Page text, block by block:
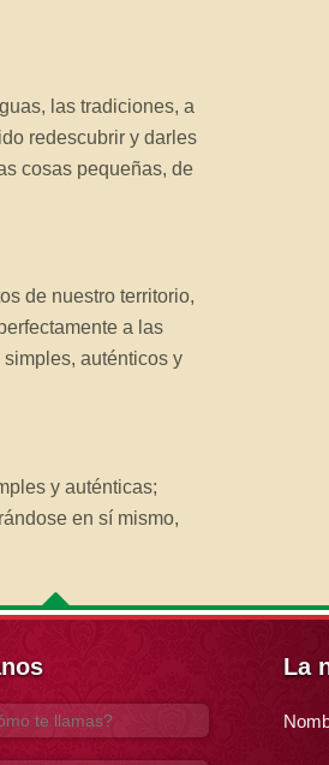
las tradiciones, a
redescubrir y darles
cosas pequeñas, de
de nuestro territorio,
a las
auténticos y
y auténticas;
en sí mismo,
La